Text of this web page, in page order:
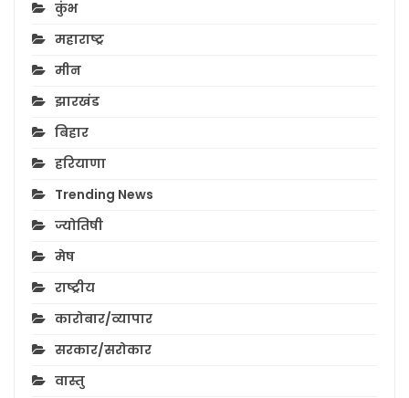
कुंभ
महाराष्ट्र
मीन
झारखंड
बिहार
हरियाणा
Trending News
ज्योतिषी
मेष
राष्ट्रीय
कारोबार/व्यापार
सरकार/सरोकार
वास्तु